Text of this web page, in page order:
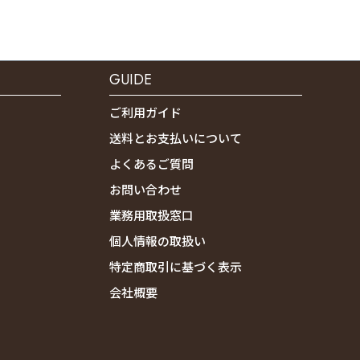
GUIDE
ご利用ガイド
送料とお支払いについて
よくあるご質問
お問い合わせ
業務用取扱窓口
個人情報の取扱い
特定商取引に基づく表示
会社概要